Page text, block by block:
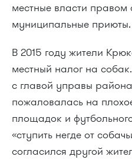
местные власти правом
муниципальные приюты.
В 2015 году жители
местный налог на
с главой управы
пожаловалась на
площадок и
«ступить негде от
согласился другой